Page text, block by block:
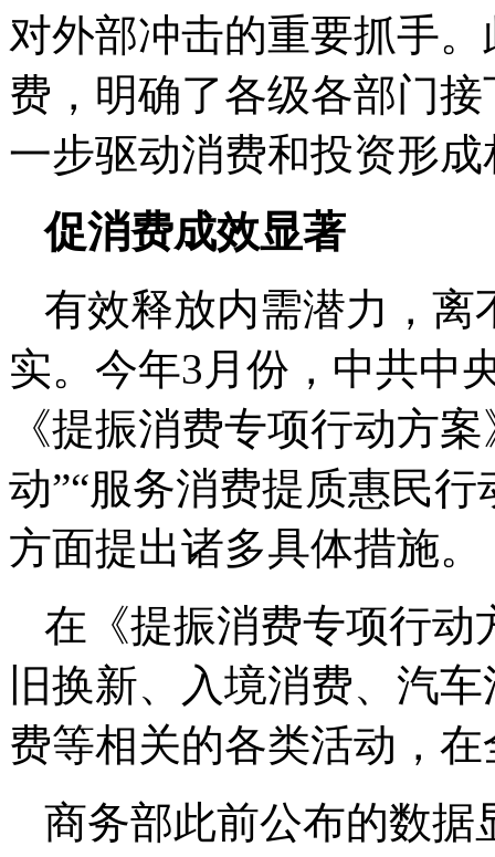
对外部冲击的重要抓手
费，明确了各级各部门
一步驱动消费和投资形
促消费成效显著
有效释放内需潜力，离
实。今年3月份，中共中
《提振消费专项行动方
动”“服务消费提质惠民
方面提出诸多具体措施。
在《提振消费专项行动
旧换新、入境消费、汽
费等相关的各类活动，
商务部此前公布的数据